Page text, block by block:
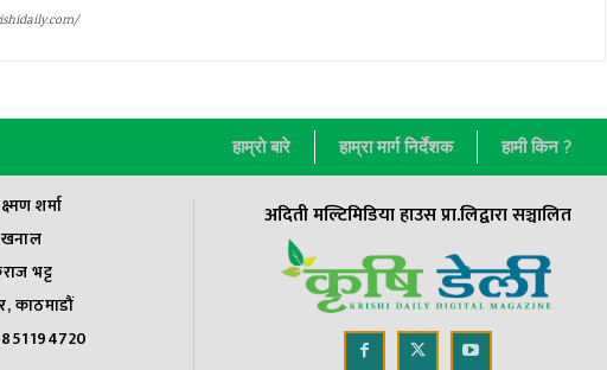
हाम्राे बारे हाम्रा मार्ग निर्देशक हामी किन ?
शर्मा
भट्ट
काठमाडौं
अदिती मल्टिमिडिया हाउस प्रा.लिद्वारा सञ्चालित